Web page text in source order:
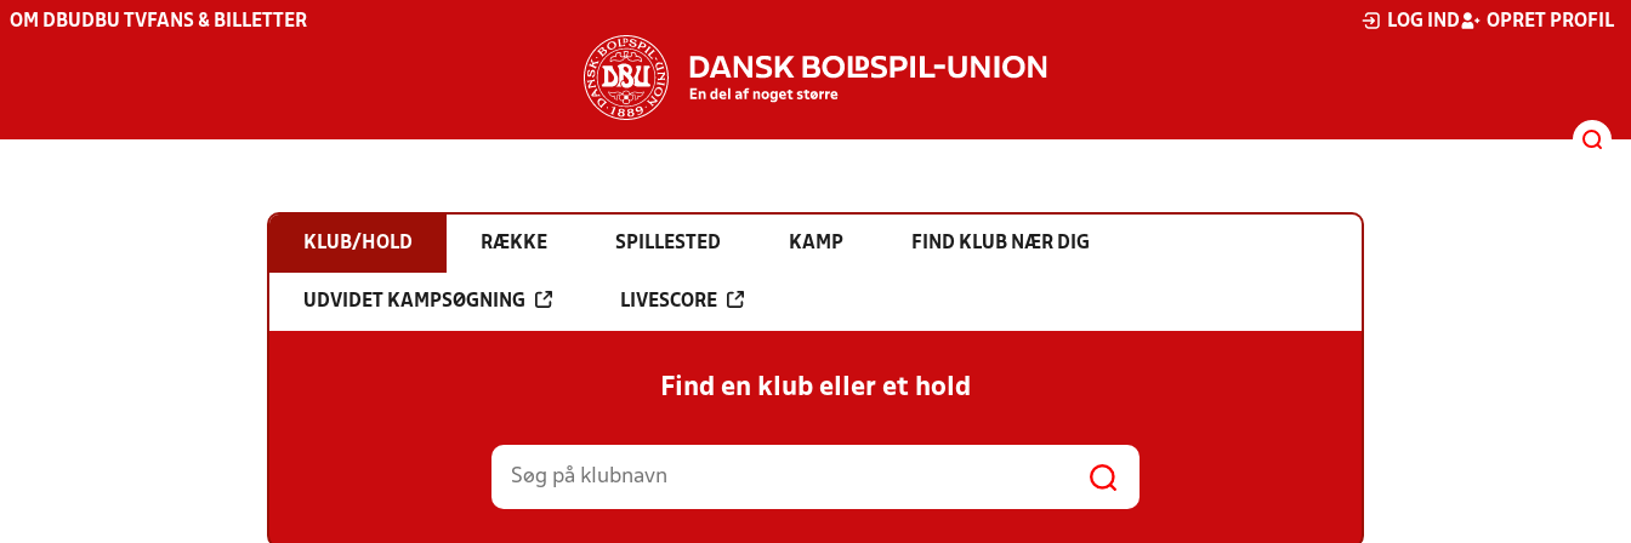
OM DBU DBU TV FANS & BILLETTER LOG IND OPRET PROFIL
KLUB/HOLD RÆKKE SPILLESTED KAMP FIND KLUB NÆR DIG
UDVIDET KAMPSØGNING LIVESCORE
Find en klub eller et hold